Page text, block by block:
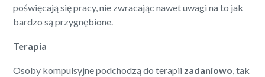
poświęcają się pracy, nie zwracając nawet uwagi na to jak
bardzo są przygnębione.
Terapia
Osoby kompulsyjne podchodzą do terapii zadaniowo, tak